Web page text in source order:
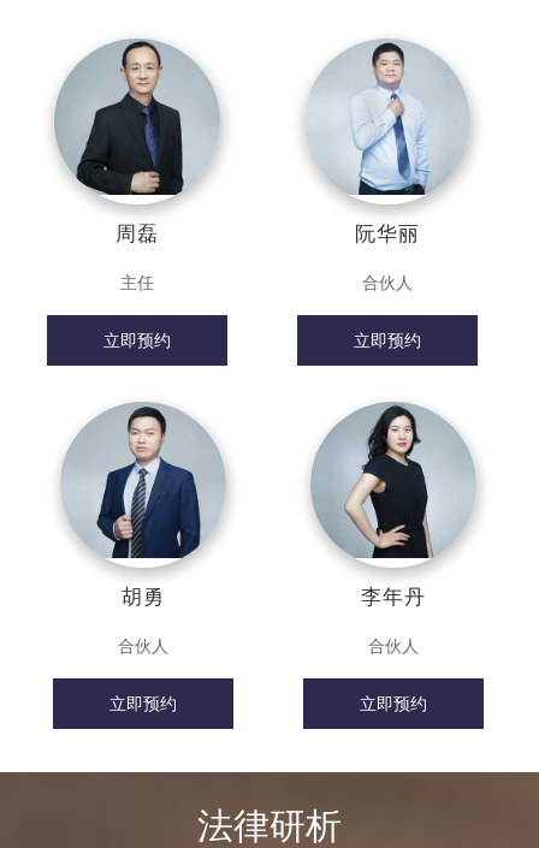
周磊
主任
立即预约
阮华丽
合伙人
立即预约
胡勇
合伙人
立即预约
李年丹
合伙人
立即预约
法律研析